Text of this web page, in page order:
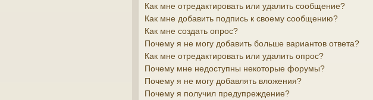
Как мне отредактировать или удалить сообщение?
Как мне добавить подпись к своему сообщению?
Как мне создать опрос?
Почему я не могу добавить больше вариантов ответа?
Как мне отредактировать или удалить опрос?
Почему мне недоступны некоторые форумы?
Почему я не могу добавлять вложения?
Почему я получил предупреждение?